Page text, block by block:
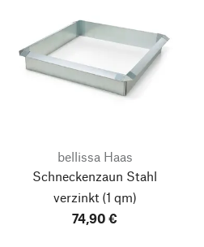
bellissa Haas
Schneckenzaun Stahl
verzinkt(1 qm)
74,90 €